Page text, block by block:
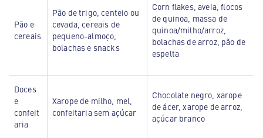
Pão e
cereais
Pão de trigo, centeio ou
cevada, cereais de
pequeno-almoço,
bolachas e snacks
Corn flakes, aveia, flocos
de quinoa, massa de
quinoa/milho/arroz,
bolachas de arroz, pão de
espelta
Doces
e
confeit
aria
Xarope de milho, mel,
confeitaria sem açúcar
Chocolate negro, xarope
de ácer, xarope de arroz,
açúcar branco